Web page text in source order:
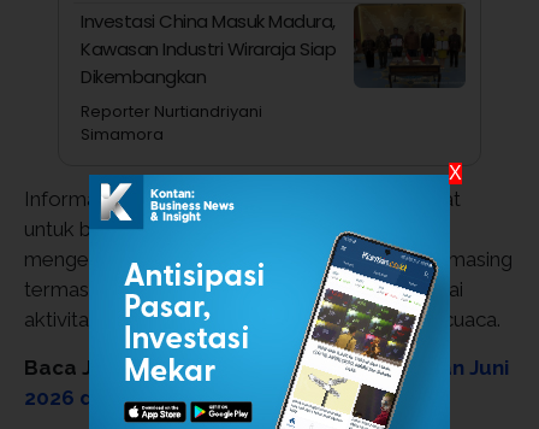
Investasi China Masuk Madura,
Kawasan Industri Wiraraja Siap
Dikembangkan
Reporter Nurtiandriyani
Simamora
Informasi tersebut bermanfaat bagi masyarakat
untuk bisa melakukan persiapan jika sudah
mengetahui prakiraan cuaca di daerah masing-masing
termasuk area Jabodetabek. Sehingga berbagai
aktivitas bisa berjalan lancar tanpa terkendala cuaca.
Baca Juga:Simak Rincian Harga BBM Bulan Juni
2026 di Pertamina, Shell dan BP
X